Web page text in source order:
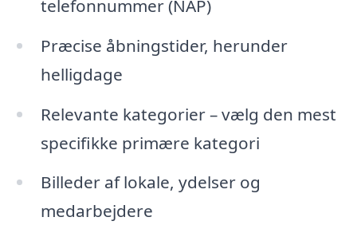
telefonnummer (NAP)
Præcise åbningstider, herunder
helligdage
Relevante kategorier – vælg den mest
specifikke primære kategori
Billeder af lokale, ydelser og
medarbejdere